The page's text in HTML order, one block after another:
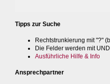
Tipps zur Suche
Rechtstrunkierung mit "?"
Die Felder werden mit
Ausführliche Hilfe & Info
Ansprechpartner